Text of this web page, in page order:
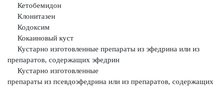
Кетобемидон
Клонитазен
Кодоксим
Кокаиновый куст
Кустарно изготовленные препараты из эфедрина или из
препаратов, содержащих эфедрин
Кустарно изготовленные
препараты из псевдоэфедрина или из препаратов, содержащих